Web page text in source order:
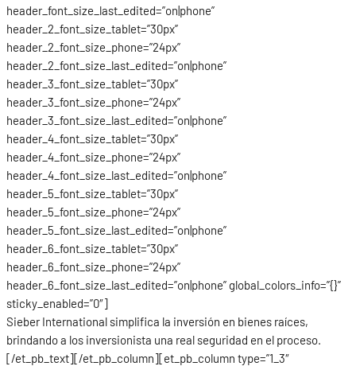
header_font_size_last_edited=”on|phone”
header_2_font_size_tablet=”30px”
header_2_font_size_phone=”24px”
header_2_font_size_last_edited=”on|phone”
header_3_font_size_tablet=”30px”
header_3_font_size_phone=”24px”
header_3_font_size_last_edited=”on|phone”
header_4_font_size_tablet=”30px”
header_4_font_size_phone=”24px”
header_4_font_size_last_edited=”on|phone”
header_5_font_size_tablet=”30px”
header_5_font_size_phone=”24px”
header_5_font_size_last_edited=”on|phone”
header_6_font_size_tablet=”30px”
header_6_font_size_phone=”24px”
header_6_font_size_last_edited=”on|phone” global_colors_info=”{}”
sticky_enabled=”0″]
Sieber International simplifica la inversión en bienes raíces,
brindando a los inversionista una real seguridad en el proceso.
[/et_pb_text][/et_pb_column][et_pb_column type=”1_3″